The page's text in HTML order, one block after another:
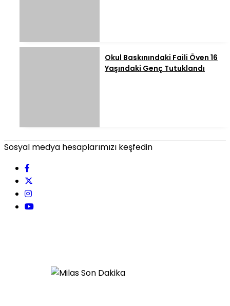
Okul Baskınındaki Faili Öven 16
Yaşındaki Genç Tutuklandı
Sosyal medya hesaplarımızı keşfedin